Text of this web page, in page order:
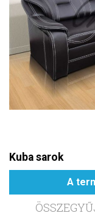
Kuba sarok
A